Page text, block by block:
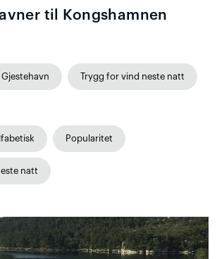
til Kongshamnen
Gjestehavn Trygg for vind neste natt
Popularitet
natt